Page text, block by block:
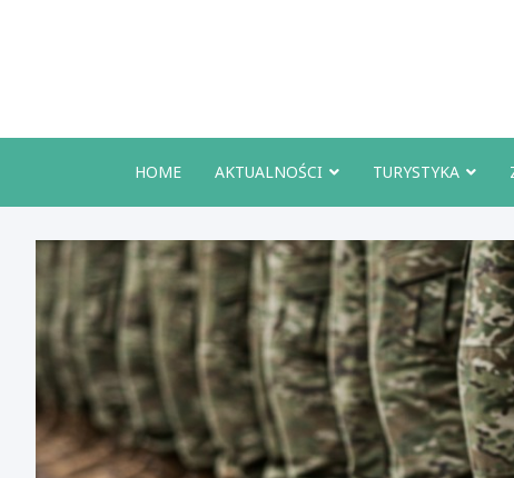
HOME AKTUALNOŚCI TURYSTYKA